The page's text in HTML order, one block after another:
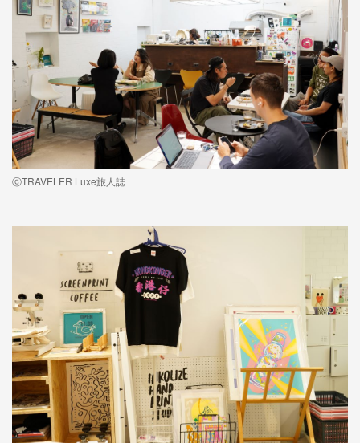
ⓒTRAVELER Luxe旅人誌